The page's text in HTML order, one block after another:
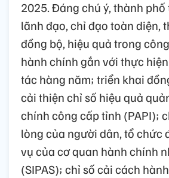
2025. Đáng chú ý, thành
lãnh đạo, chỉ đạo toàn diện,
đồng bộ, hiệu quả trong
hành chính gắn với thực
tác hàng năm; triển khai
cải thiện chỉ số hiệu quả
chính công cấp tỉnh (PAPI);
lòng của người dân, tổ chức
vụ của cơ quan hành chính
(SIPAS); chỉ số cải cách